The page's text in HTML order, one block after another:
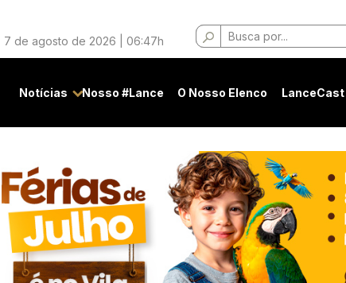
7 de agosto de 2026 | 06:47h
Buscar
por:
Notícias Nosso #Lance O Nosso Elenco LanceCast